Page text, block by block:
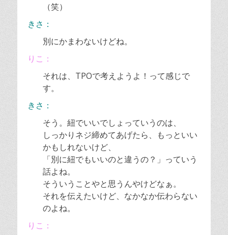
（笑）
きさ：
別にかまわないけどね。
りこ：
それは、TPOで考えようよ！って感じで
す。
きさ：
そう。紐でいいでしょっていうのは、
しっかりネジ締めてあげたら、もっといい
かもしれないけど、
「別に紐でもいいのと違うの？」っていう
話よね。
そういうことやと思うんやけどなぁ。
それを伝えたいけど、なかなか伝わらない
のよね。
りこ：